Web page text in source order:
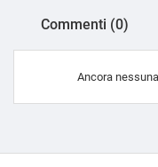
Commenti (0)
Ancora